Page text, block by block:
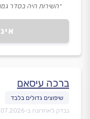
״השירות היה בסדר
ברכה עיסאם
נבדק לאחרונה ב-